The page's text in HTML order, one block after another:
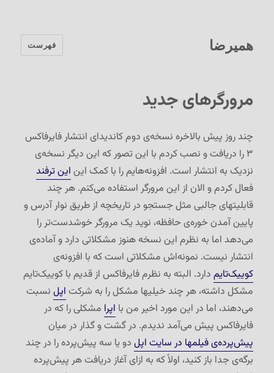
همیرضا فهرست
مرورگرهای جدید
چند روز پیش بالاخره نسخه‌ی دوم کاندیدای انتشار فایرفاکس
۳ را دریافت و نصب کردم با این تصور که این دیگر نسخه‌ی
نزدیک به انتشار است. افزونه‌هایم را با کمک این این ترفند
فعال کردم و الان از این مرورگر استفاده می‌کنم. هر چند
قابلیتهای جالبی مثل جستجو در تاریخچه از طریق نوار آدرس و
پایین آمدن خوره‌ی حافظه، نوید یک مرورگر خوشدست‌تر را
می‌دهد اما به نظرم این نسخه هنوز مشکلاتی دارد و آماده‌ی
انتشار نیست. نمونه‌اش مشکلاتی است که با افزونه‌ی
کوییک‌تایم دارد. البته به نظرم فایرفاکس از قدیم با کوییک‌تایم
مشکل داشته، هر چند خیلیها مشکل را به شرکت اپل نسبت
می‌دهند، اما در این مورد اخیر من با اپرا مشکلی را که در
فایرفاکس پیش می‌آمد ندیدم. در گشت و گذار در میان
پیش‌پرده‌ی فیلمها در سایت اپل دو یا سه پیش‌پرده را در چند
برگه‌ی جدا باز کنید، اولاً که به ازای آغاز دریافت هر پیش‌پرده